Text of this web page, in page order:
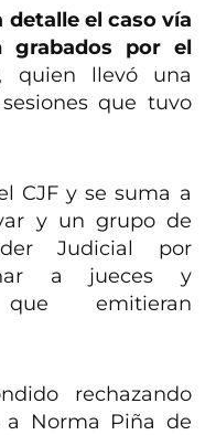
detalle el caso vía
grabados por el
, quien llevó una
que tuvo
CJF y se suma a
y un grupo de
Judicial por
a jueces y
emitieran
rechazando
a Norma Piña de